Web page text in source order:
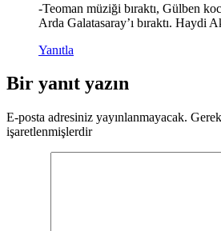
-Teoman müziği bıraktı, Gülben
Arda Galatasaray’ı bıraktı. Haydi
Yanıtla
Bir yanıt yazın
E-posta adresiniz yayınlanmayacak.
işaretlenmişlerdir